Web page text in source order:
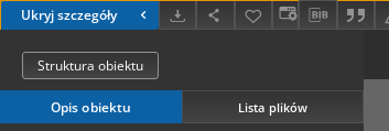
Ukryj szczegóły
Struktura obiektu
Opis obiektu Lista plików